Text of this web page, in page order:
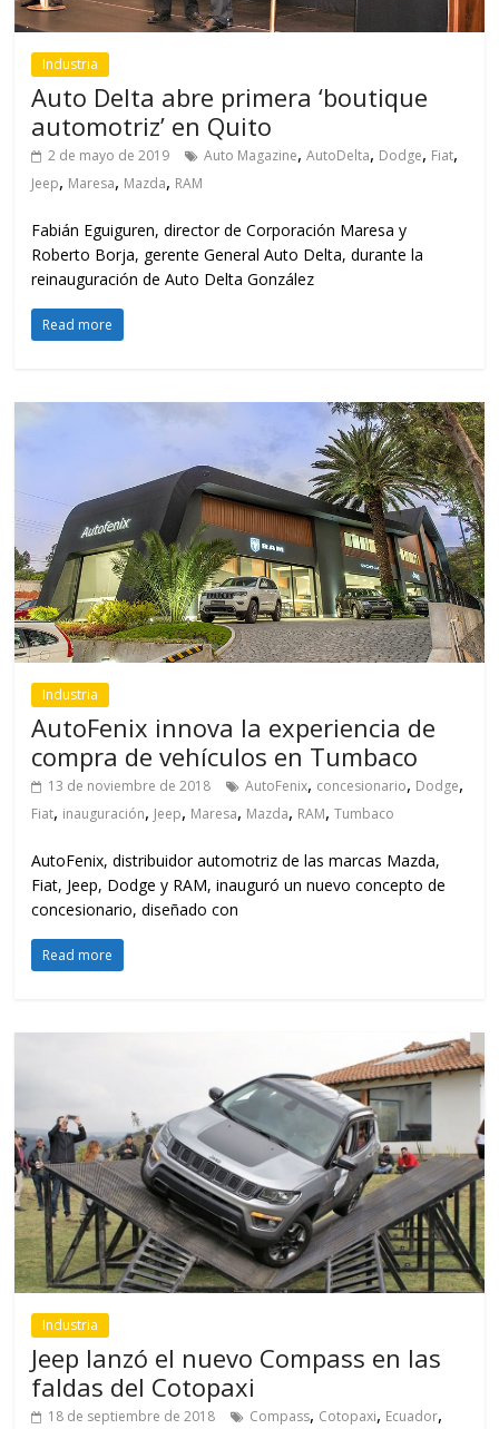
Industria
Auto Delta abre primera ‘boutique
automotriz’ en Quito
2 de mayo de 2019 Auto Magazine,AutoDelta, Dodge, Fiat,
Jeep, Maresa, Mazda, RAM
Fabián Eguiguren, director de Corporación Maresa y
Roberto Borja, gerente General Auto Delta, durante la
reinauguración de Auto Delta González
Read more
Industria
AutoFenix innova la experiencia de
compra de vehículos en Tumbaco
13 de noviembre de 2018 AutoFenix, concesionario, Dodge,
Fiat, inauguración, Jeep, Maresa, Mazda, RAM,Tumbaco
AutoFenix, distribuidor automotriz de las marcas Mazda,
Fiat, Jeep, Dodge y RAM, inauguró un nuevo concepto de
concesionario, diseñado con
Read more
Industria
Jeep lanzó el nuevo Compass en las
faldas del Cotopaxi
18 de septiembre de 2018 Compass, Cotopaxi, Ecuador,